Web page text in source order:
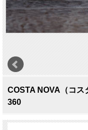
COSTA NOVA（コ
360